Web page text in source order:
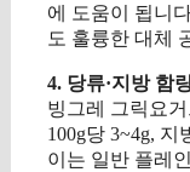
에 도움이 됩니
도 훌륭한 대체
4. 당류·지방 함
빙그레 그릭요
100g당 3~4g,
이는 일반 플레